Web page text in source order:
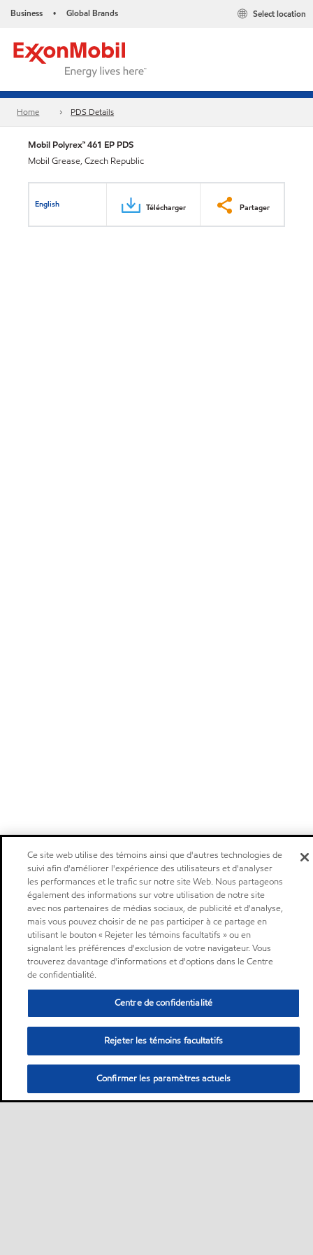
Business • Global Brands Select location
Home PDS Details
Mobil Polyrex™ 461 EP PDS
Mobil Grease, Czech Republic
English Télécharger Partager
Ce site web utilise des témoins ainsi que d'autres technologies de
suivi afin d'améliorer l'expérience des utilisateurs et d'analyser
les performances et le trafic sur notre site Web. Nous partageons
également des informations sur votre utilisation de notre site
avec nos partenaires de médias sociaux, de publicité et d'analyse,
mais vous pouvez choisir de ne pas participer à ce partage en
utilisant le bouton « Rejeter les témoins facultatifs » ou en
signalant les préférences d'exclusion de votre navigateur. Vous
trouverez davantage d'informations et d'options dans le Centre
de confidentialité.
Centre de confidentialité
Rejeter les témoins facultatifs
Confirmer les paramètres actuels